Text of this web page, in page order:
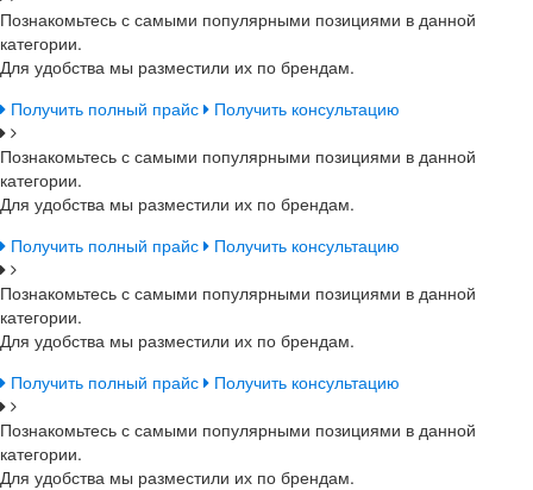
Познакомьтесь с самыми популярными позициями в данной
категории.
Для удобства мы разместили их по брендам.
Получить полный прайс
Получить консультацию
Познакомьтесь с самыми популярными позициями в данной
категории.
Для удобства мы разместили их по брендам.
Получить полный прайс
Получить консультацию
Познакомьтесь с самыми популярными позициями в данной
категории.
Для удобства мы разместили их по брендам.
Получить полный прайс
Получить консультацию
Познакомьтесь с самыми популярными позициями в данной
категории.
Для удобства мы разместили их по брендам.